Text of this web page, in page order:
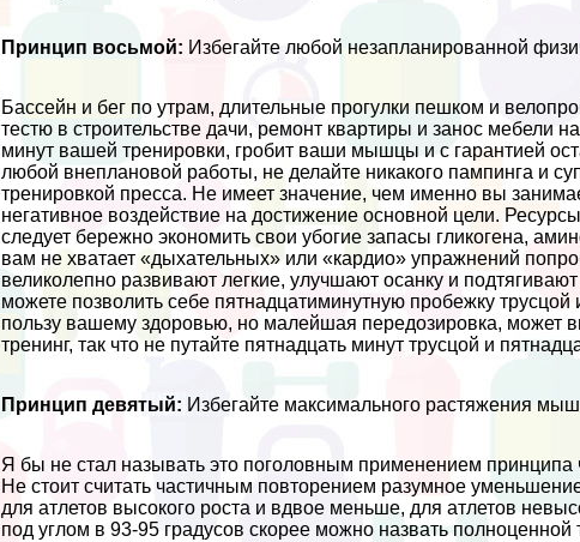
Принцип восьмой: Избегайте любой незапланированной
Бассейн и бег по утрам, длительные прогулки пешком и
тестю в строительстве дачи, ремонт квартиры и занос мебели
минут вашей тренировки, гробит ваши мышцы и с гарантией
любой внеплановой работы, не делайте никакого пампинга и
тренировкой пресса. Не имеет значение, чем именно вы
негативное воздействие на достижение основной цели.
следует бережно экономить свои убогие запасы гликогена,
вам не хватает «дыхательных» или «кардио» упражнений
великолепно развивают легкие, улучшают осанку и
можете позволить себе пятнадцатиминутную пробежку трусцой
пользу вашему здоровью, но малейшая передозировка, может
тренинг, так что не путайте пятнадцать минут трусцой и
Принцип девятый: Избегайте максимального растяжения
Я бы не стал называть это поголовным применением принципа
Не стоит считать частичным повторением разумное
для атлетов высокого роста и вдвое меньше, для атлетов
под углом в 93-95 градусов скорее можно назвать